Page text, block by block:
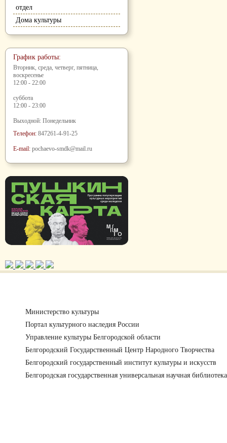
отдел
Дома культуры
График работы:
Вторник, среда, четверг, пятница,
воскресенье
12:00 - 22:00
суббота
12:00 - 23:00
Выходной: Понедельник
Телефон: 847261-4-91-25
E-mail: pochaevo-smdk@mail.ru
Министерство культуры
Портал культурного наследия России
Управление культуры Белгородской области
Белгородский Государственный Центр Народного Творчества
Белгородский государственный институт культуры и искусств
Белгородская государственная универсальная научная библиотека